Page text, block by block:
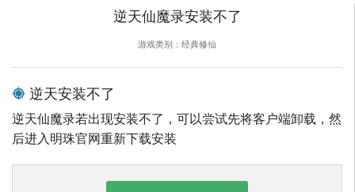
逆天仙魔录安装不了
游戏类别：经典修仙
逆天安装不了
逆天仙魔录若出现安装不了，可以尝试先将客户端卸载，然
后进入明珠官网重新下载安装